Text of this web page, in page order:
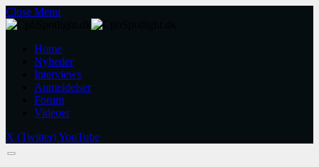
Close Menu
Home
Nyheder
Interviews
Anmeldelser
Forum
Videoer
X (Twitter)YouTube